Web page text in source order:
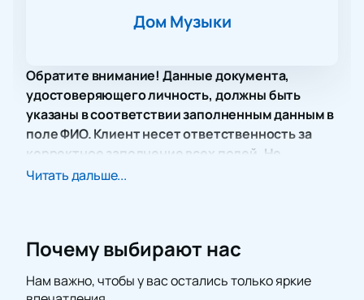
Дом Музыки
Обратите внимание! Данные документа,
удостоверяющего личность, должны быть
указаны в соответствии заполненным данным в
поле ФИО. Клиент несет ответственность за
корректное заполнение всех полей. Не
забудьте взять документ с собой!
всех любителей классики. В этот вечер на сцене
Музыки», возглавляемый выдающимся дирижером
Читать дальше...
Почему выбирают нас
Нам важно, чтобы у вас остались только яркие